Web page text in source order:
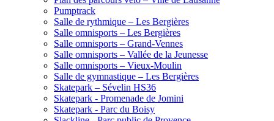
Pumptrack
Salle de rythmique – Les Bergières
Salle omnisports – Les Bergières
Salle omnisports – Grand-Vennes
Salle omnisports – Vallée de la Jeunesse
Salle omnisports – Vieux-Moulin
Salle de gymnastique – Les Bergières
Skatepark – Sévelin HS36
Skatepark - Promenade de Jomini
Skatepark - Parc du Boisy